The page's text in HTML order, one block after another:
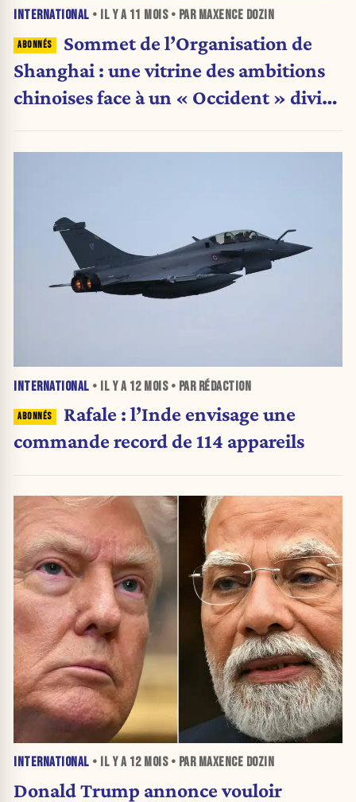
INTERNATIONAL • IL Y A 11 MOIS• PAR MAXENCE DOZIN
Sommet de l’Organisation de
Shanghai : une vitrine des ambitions
chinoises face à un « Occident » divisé
INTERNATIONAL • IL Y A 12 MOIS• PAR RÉDACTION
Rafale : l’Inde envisage une
commande record de 114 appareils
INTERNATIONAL • IL Y A 12 MOIS• PAR MAXENCE DOZIN
Donald Trump annonce vouloir